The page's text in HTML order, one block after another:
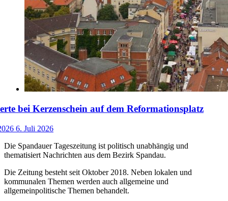
bei Kerzenschein auf dem Reformationsplatz
6. Juli 2026
Die Spandauer Tageszeitung ist politisch unabhängig und
thematisiert Nachrichten aus dem Bezirk Spandau.
Die Zeitung besteht seit Oktober 2018. Neben lokalen und
kommunalen Themen werden auch allgemeine und
allgemeinpolitische Themen behandelt.